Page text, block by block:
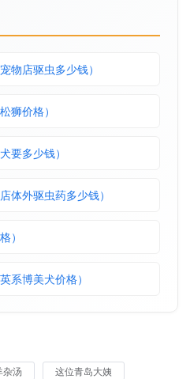
物店驱虫多少钱）
狮价格）
要多少钱）
体外驱虫药多少钱）
）
系博美犬价格）
杂汤 这位青岛大姨